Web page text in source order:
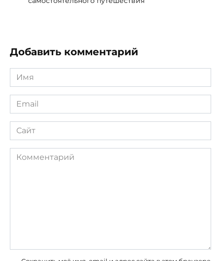
Добавить комментарий
Имя
Email
Сайт
Комментарий